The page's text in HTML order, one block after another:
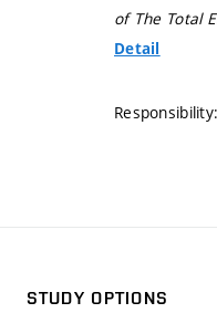
of The Total
Detail
Responsibility:
STUDY OPTIONS